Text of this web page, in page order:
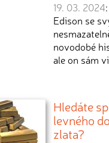
19. 03. 2024
Edison se
novodobé
ale on sám
Hledáte
levného
zlata?